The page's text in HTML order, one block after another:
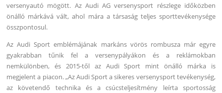
versenyautó mögött. Az Audi AG versenysport részlege időközben
önálló márkává vált, ahol mára a társaság teljes sporttevékenysége
összpontosul.
Az Audi Sport emblémájának markáns vörös rombusza már egyre
gyakrabban tűnik fel a versenypályákon és a reklámokban
nemkülönben, és 2015-től az Audi Sport mint önálló márka is
megjelent a piacon. „Az Audi Sport a sikeres versenysport tevékenység,
az követendő technika és a csúcsteljesítmény leírta sportosság